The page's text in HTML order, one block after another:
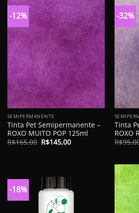
-12%
SEMIPERMANENTE
Tinta Pet Semipermanente –
ROXO MUITO POP 125ml
R$165,00 O
R$145,00O
-32%
Tinta
ROXO
R$
-18%